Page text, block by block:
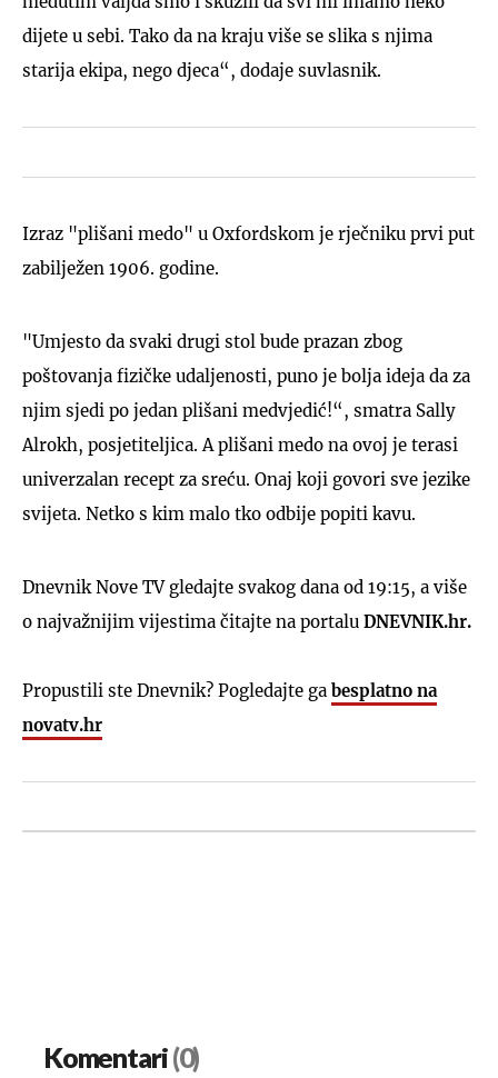
dijete u sebi. Tako da na kraju više se slika s njima
starija ekipa, nego djeca“, dodaje suvlasnik.
Izraz "plišani medo" u Oxfordskom je rječniku prvi put
zabilježen 1906. godine.
"Umjesto da svaki drugi stol bude prazan zbog
poštovanja fizičke udaljenosti, puno je bolja ideja da za
njim sjedi po jedan plišani medvjedić!“, smatra Sally
Alrokh, posjetiteljica. A plišani medo na ovoj je terasi
univerzalan recept za sreću. Onaj koji govori sve jezike
svijeta. Netko s kim malo tko odbije popiti kavu.
Dnevnik Nove TV gledajte svakog dana od 19:15, a više
o najvažnijim vijestima čitajte na portalu DNEVNIK.hr.
Propustili ste Dnevnik? Pogledajte ga besplatno na
novatv.hr
Komentari(0)